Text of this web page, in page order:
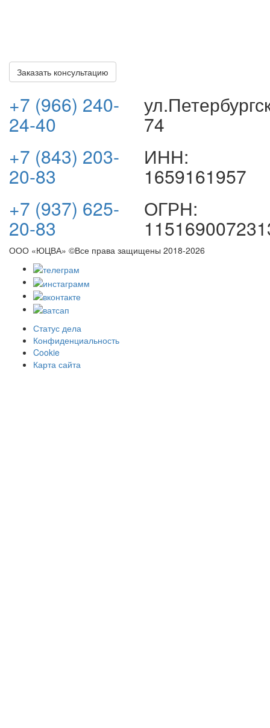
Заказать консультацию
+7 (966) 240-
24-40
+7 (843) 203-
20-83
+7 (937) 625-
20-83
74
ИНН:
1659161957
ОГРН:
ООО «ЮЦВА» ©Все права защищены 2018-2026
Статус дела
Конфиденциальность
Cookie
Карта сайта